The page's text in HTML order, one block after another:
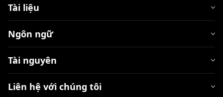
Tài liệu
Ngôn ngữ
Tài nguyên
Liên hệ với chúng tôi